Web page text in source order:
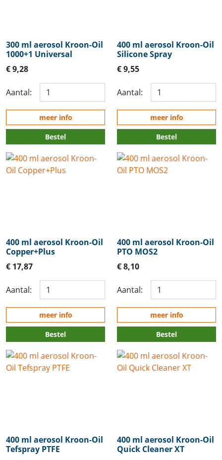
300 ml aerosol Kroon-Oil
1000+1 Universal
€ 9,28
Aantal:
meer info
Bestel
400 ml aerosol Kroon-Oil
Silicone Spray
€ 9,55
Aantal:
meer info
Bestel
400 ml aerosol Kroon-Oil
Copper+Plus
€ 17,87
Aantal:
meer info
Bestel
400 ml aerosol Kroon-Oil
PTO MOS2
€ 8,10
Aantal:
meer info
Bestel
400 ml aerosol Kroon-Oil
Tefspray PTFE
400 ml aerosol Kroon-Oil
Quick Cleaner XT